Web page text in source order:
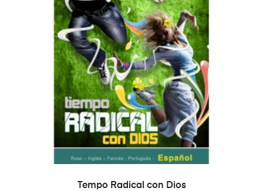
AÑADIR AL CARRITO
Tempo Radical con Dios